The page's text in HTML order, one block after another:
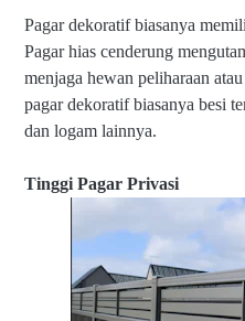
Pagar dekoratif biasanya
Pagar hias cenderung
menjaga hewan peliharaan
pagar dekoratif biasanya besi
dan logam lainnya.
Tinggi Pagar Privasi